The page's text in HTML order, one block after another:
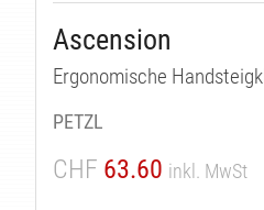
Ascension
Ergonomische
PETZL
CHF 63.60 inkl. MwSt